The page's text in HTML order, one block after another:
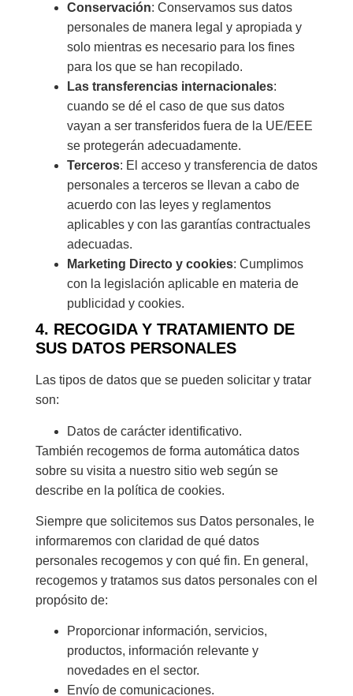
Conservación: Conservamos sus datos
personales de manera legal y apropiada y
solo mientras es necesario para los fines
para los que se han recopilado.
Las transferencias internacionales:
cuando se dé el caso de que sus datos
vayan a ser transferidos fuera de la UE/EEE
se protegerán adecuadamente.
Terceros: El acceso y transferencia de datos
personales a terceros se llevan a cabo de
acuerdo con las leyes y reglamentos
aplicables y con las garantías contractuales
adecuadas.
Marketing Directo y cookies: Cumplimos
con la legislación aplicable en materia de
publicidad y cookies.
4. RECOGIDA Y TRATAMIENTO DE
SUS DATOS PERSONALES
Las tipos de datos que se pueden solicitar y tratar
son:
Datos de carácter identificativo.
También recogemos de forma automática datos
sobre su visita a nuestro sitio web según se
describe en la política de cookies.
Siempre que solicitemos sus Datos personales, le
informaremos con claridad de qué datos
personales recogemos y con qué fin. En general,
recogemos y tratamos sus datos personales con el
propósito de:
Proporcionar información, servicios,
productos, información relevante y
novedades en el sector.
Envío de comunicaciones.